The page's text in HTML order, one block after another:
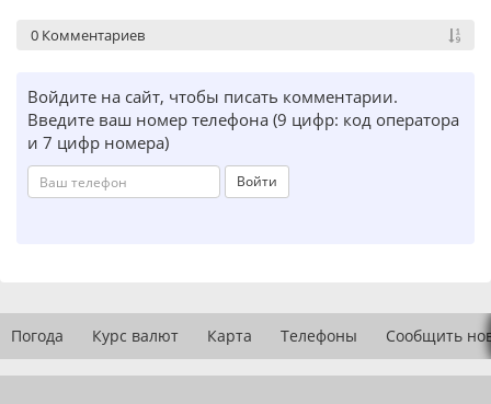
0 Комментариев
Войдите на сайт, чтобы писать комментарии.
Введите ваш номер телефона (9 цифр: код оператора
и 7 цифр номера)
Войти
Погода Курс валют Карта Телефоны Сообщить